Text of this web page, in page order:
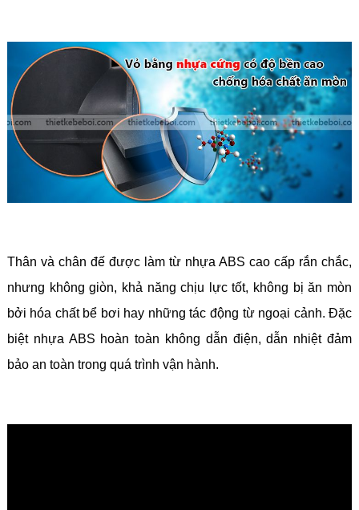
Thân và chân đế được làm từ nhựa ABS cao cấp rắn chắc,
nhưng không giòn, khả năng chịu lực tốt, không bị ăn mòn
bởi hóa chất bể bơi hay những tác động từ ngoại cảnh. Đặc
biệt nhựa ABS hoàn toàn không dẫn điện, dẫn nhiệt đảm
bảo an toàn trong quá trình vận hành.